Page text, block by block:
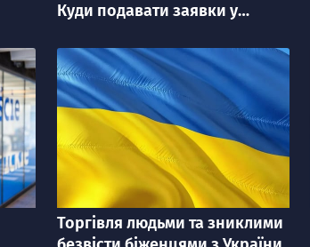
Куди подавати заявки у
категорія
Торгівля людьми та зниклими